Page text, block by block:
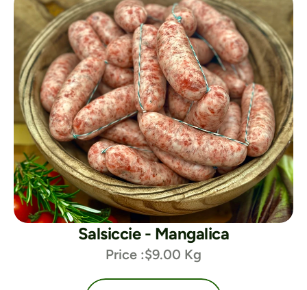
Salsiccie - Mangalica
Price :$9.00 Kg